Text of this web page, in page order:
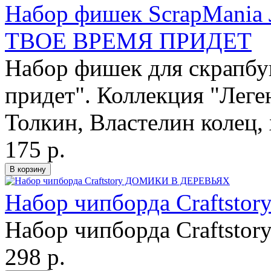
Набор фишек
ТВОЕ ВРЕМЯ ПРИДЕТ
Набор фишек для
придет". Коллекция
Толкин, Властелин колец,
175 р.
Набор чипборда
Набор чипборда
298 р.